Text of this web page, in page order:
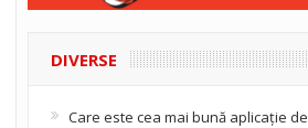
DIVERSE
Care este cea mai bună aplicație de